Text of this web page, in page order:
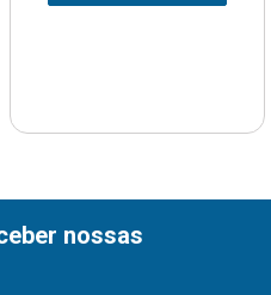
nossas